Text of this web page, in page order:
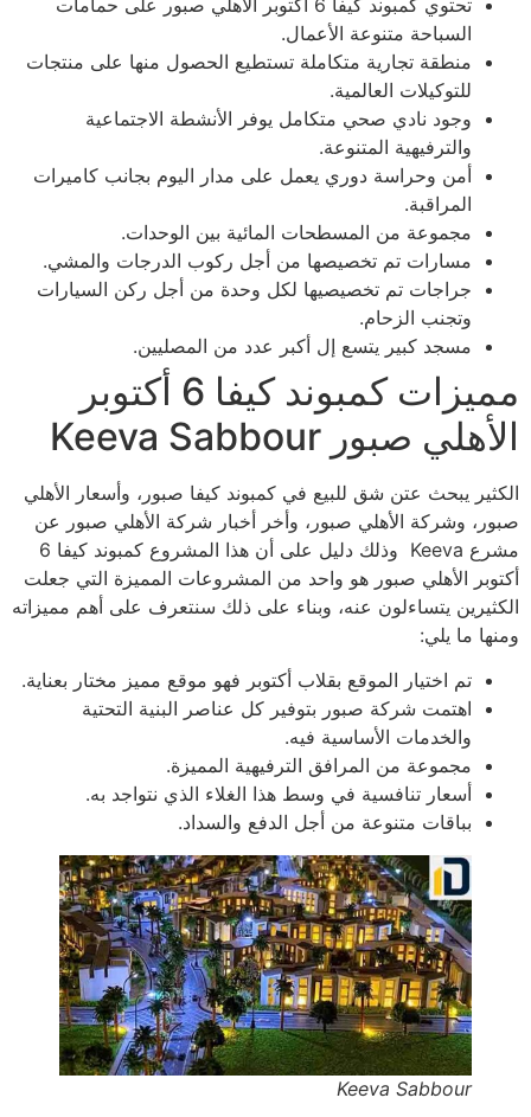
السباحة متنوعة الأعمال.
منطقة تجارية متكاملة تستطيع الحصول منها على منتجات
للتوكيلات العالمية.
وجود نادي صحي متكامل يوفر الأنشطة الاجتماعية
والترفيهية المتنوعة.
أمن وحراسة دوري يعمل على مدار اليوم بجانب كاميرات
المراقبة.
مجموعة من المسطحات المائية بين الوحدات.
مسارات تم تخصيصها من أجل ركوب الدرجات والمشي.
جراجات تم تخصيصيها لكل وحدة من أجل ركن السيارات
وتجنب الزحام.
مسجد كبير يتسع إل أكبر عدد من المصليين.
مميزات كمبوند كيفا 6 أكتوبر
الأهلي صبور Keeva Sabbour
الكثير يبحث عتن شق للبيع في كمبوند كيفا صبور، وأسعار الأهلي
صبور، وشركة الأهلي صبور، وأخر أخبار شركة الأهلي صبور عن
مشرع Keeva وذلك دليل على أن هذا المشروع كمبوند كيفا 6
أكتوبر الأهلي صبور هو واحد من المشروعات المميزة التي جعلت
الكثيرين يتساءلون عنه، وبناء على ذلك سنتعرف على أهم مميزاته
ومنها ما يلي:
تم اختيار الموقع بقلاب أكتوبر فهو موقع مميز مختار بعناية.
اهتمت شركة صبور بتوفير كل عناصر البنية التحتية
والخدمات الأساسية فيه.
مجموعة من المرافق الترفيهية المميزة.
أسعار تنافسية في وسط هذا الغلاء الذي نتواجد به.
بباقات متنوعة من أجل الدفع والسداد.
Keeva Sabbour